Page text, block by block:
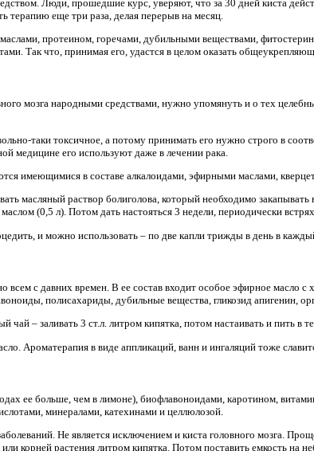
Люди, прошедшие курс, уверяют, что за 30 дней киста
терапию еще три раза, делая перерыв на месяц.
протеином, горечами, дубильными веществами,
Так что, принимая его, удастся в целом оказать
мозга народными средствами, нужно упомянуть и о тех
таки токсичное, а потому принимать его нужно строго в
медицине его используют даже в лечении рака.
имеющимися в составе алкалоидами, эфирными маслами,
масляный раствор болиголова, который необходимо
(0,5 л). Потом дать настояться 3 недели, периодически
и можно использовать – по две капли трижды в день в
всем с давних времен. В ее состав входит особое эфирное масло с
полисахариды, дубильные вещества, гликозид апигенин,
– заливать 3 ст.л. литром кипятка, потом настаивать и пить в
Ароматерапия в виде аппликаций, ванн и ингаляций тоже
ее больше, чем в лимоне), биофлавоноидами, каротином,
минералами, катехинами и целлюлозой.
Не является исключением и киста головного мозга.
корней растения литром кипятка. Потом поставить емкость на